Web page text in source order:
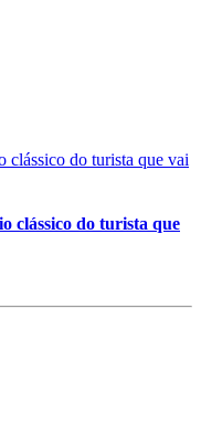
clássico do turista que